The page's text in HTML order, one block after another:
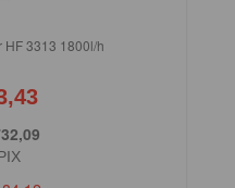
HF 3313 1800l/h